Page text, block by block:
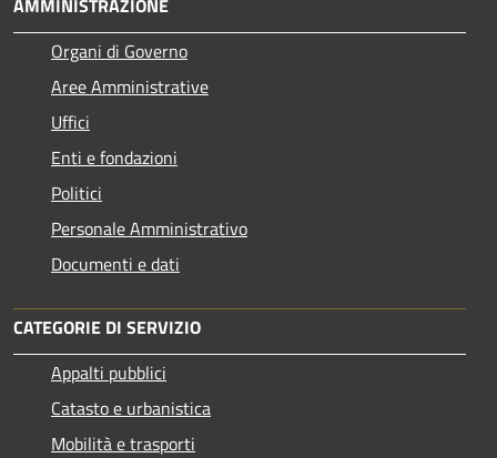
AMMINISTRAZIONE
Organi di Governo
Aree Amministrative
Uffici
Enti e fondazioni
Politici
Personale Amministrativo
Documenti e dati
CATEGORIE DI SERVIZIO
Appalti pubblici
Catasto e urbanistica
Mobilità e trasporti